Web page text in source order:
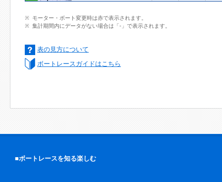
モーター・ボート変更時は赤で表示されます。
集計期間内にデータがない場合は「-」で表示されます。
表の見方について
ボートレースガイドはこちら
■ボートレースを知る楽しむ